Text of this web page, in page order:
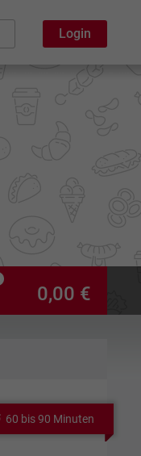
Login
0,00 €
60 bis 90 Minuten